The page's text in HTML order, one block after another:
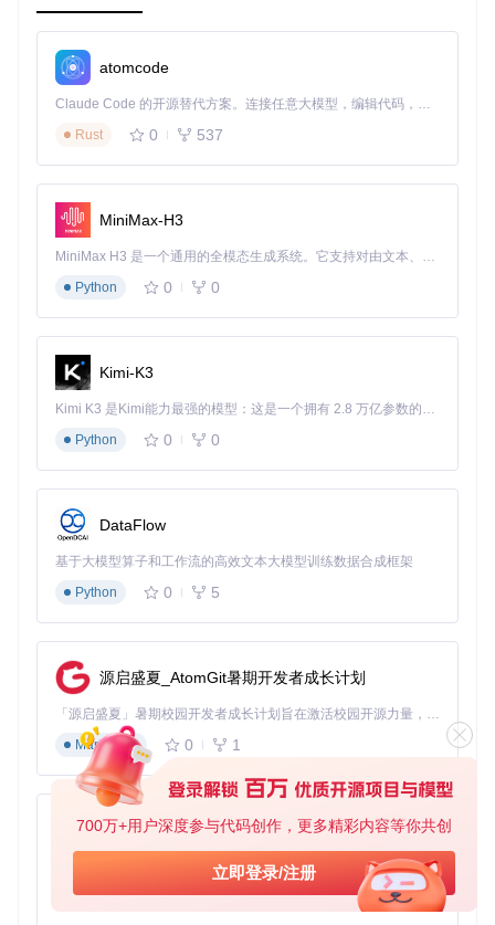
700万+用户深度参与代码创作，更多精彩内容等你共创
立即登录/注册
输入以下命令下载项目：
# 克隆项目仓库
git clone
cd
工具需要一些额外的Python库才能运行，继续在终端输入：
# 安装所需依赖
pip install -r requirements.txt
# 如果提示pip命令不存在，尝试用pip3
安装完成后，根据你的系统双击对应的启动文件：
macOS/Linux用户：OpCore-Simplify.command
三、核心流程：4步完成EFI文件制作
假设你已经准备好开始制作EFI，接下来的4个步骤将带你完成
整个过程。每个步骤都有清晰的界面指引，跟着做就行。
第一步：硬件报告生成与加载
作。
操作步骤：
在Windows系统中点击"Export Hardware Report"按钮生
成报告
保存到工具能访问的位置（如桌面）
点击"Select Hardware Report"按钮加载刚才生成的文件
Windows用户：可以直接生成完整报告
：需要从Windows系统获取报告文件
atomcode
Claude Code 的开源替代方案。连接任意大模型，编辑代码，运行命令，自动验证 — 全自动执行。用 Rust 构建，极致性能。 ｜ An open-source alternative to Claude Code. Connect any LLM, edit code, run commands, and verify changes — autonomously. Built in Rust for speed. Get Started
Rust
0 537
MiniMax-H3
MiniMax H3 是一个通用的全模态生成系统。它支持对由文本、图像、视频和音频组成的多模态上下文进行统一理解，并能生成分辨率高达 2K、时长可达 15 秒的带原生立体声音频的视频。得益于面向任务泛化的系统设计，H3 在预训练阶段就已具备广泛的多模态上下文理解与生成能力，能够出色地执行复杂的多模态指令。
Python
0 0
Kimi-K3
Kimi K3 是Kimi能力最强的模型：这是一个拥有 2.8 万亿参数的混合专家（MoE）模型，具备原生视觉理解能力，并支持 100 万 token 的上下文窗口。
Python
0 0
DataFlow
基于大模型算子和工作流的高效文本大模型训练数据合成框架
Python
0 5
源启盛夏_AtomGit暑期开发者成长计划
「源启盛夏」暑期校园开发者成长计划旨在激活校园开源力量，通过积分激励、认证扶持、资源倾斜等形式，引导高校组织和开发者完成「入驻 — 建项目 — 做贡献 — 获认证 — 得资源」的完整闭环。无论你是想带领社团入驻平台的组织者，还是希望用代码贡献证明自己的开发者，都能在这里找到属于你的成长路径。
Markdown
0 1
py-xiaozhi
基于Python的Xiaozhi AI，适用于想要完整Xiaozhi体验而无需拥有专用硬件的用户。
Python
0 1